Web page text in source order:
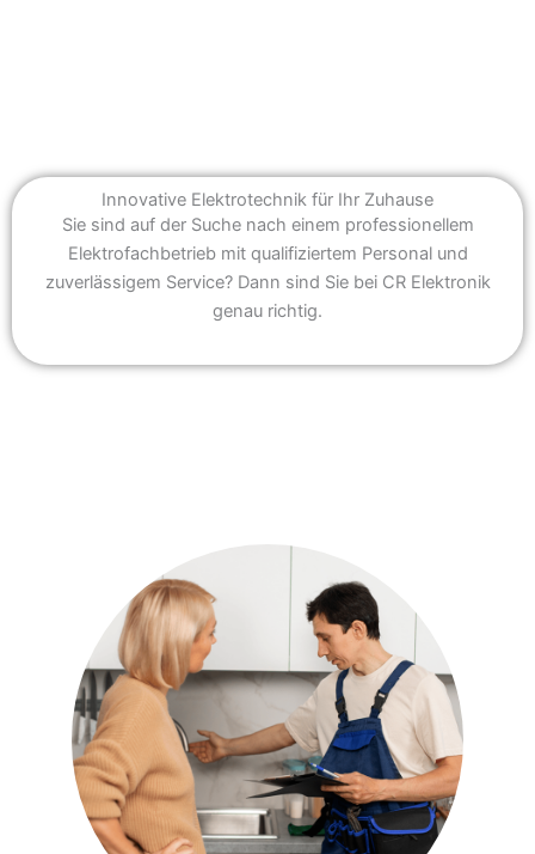
Innovative Elektrotechnik für Ihr Zuhause
Sie sind auf der Suche nach einem professionellem
Elektrofachbetrieb mit qualifiziertem Personal und
zuverlässigem Service? Dann sind Sie bei CR Elektronik
genau richtig.